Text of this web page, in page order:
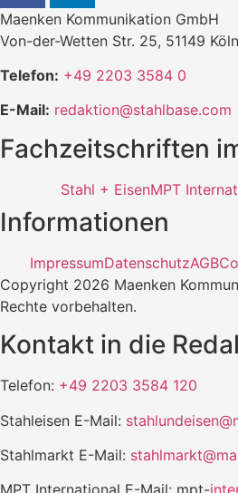
Maenken Kommunikation GmbH
Von-der-Wetten Str. 25, 51149 Köln
Telefon: +49 2203 3584 0
E-Mail: redaktion@stahlbase.com
Fachzeitschriften
Stahl + EisenMPT
Informationen
ImpressumDatenschutzAGB
Copyright 2026 Maenken
Rechte vorbehalten.
Kontakt in die
Telefon: +49 2203 3584 120
Stahleisen E-Mail:
Stahlmarkt E-Mail: